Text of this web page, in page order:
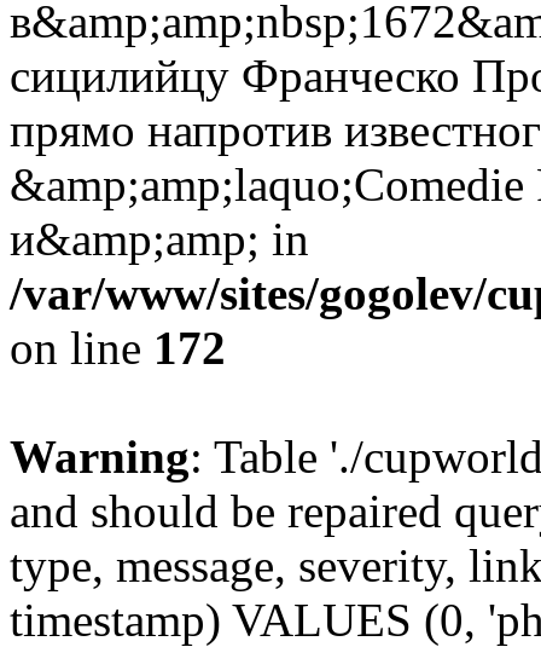
сицилийцу Франческо
прямо напротив
и&amp;amp; in
/var/www/sites/gogolev/
on line 172
Warning: Table './
and should be repaired
type, message, severity,
timestamp) VALUES (0,